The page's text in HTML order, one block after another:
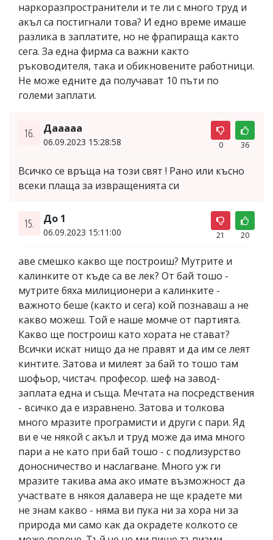
наркоразпространители и те ли с много труд и
акъл са постигнали това? И едно време имаше
разлика в заплатите, но не фрапираща както
сега. За една фирма са важни както
ръководителя, така и обикновените работници.
Не може едните да получават 10 пъти по
големи заплати.
16. Дааааа
06.09.2023 15:28:58 0 36
Всичко се връща на този свят ! Рано или късно
всеки плаща за извращенията си
15. До 1
06.09.2023 15:11:00 21 20
аве смешко какво ще построиш? Мутрите и
калинките от къде са ве лек? От бай тошо -
мутрите бяха милиционери а калинките -
важното беше (както и сега) кой познаваш а не
какво можеш. Той е наше момче от партията.
Какво ще построиш като хората не стават?
Всички искат нищо да не правят и да им се леят
кинтите. Затова и милеят за бай то тошо там
шофьор, чистач. професор. шеф на завод-
заплата една и съща. Мечтата на посредствения
- всичко да е изравнено. Затова и толкова
много мразите програмисти и други с пари. Яд
ви е че някой с акъл и труд може да има много
пари а не като при бай тошо - с подлизурство
доносничество и наслагване. Много уж ги
мразите такива ама ако имате възможност да
участвате в някоя далавера не ще крадете ми
не знам какво - няма ви пука ни за хора ни за
природа ми само как да окрадете колкото се